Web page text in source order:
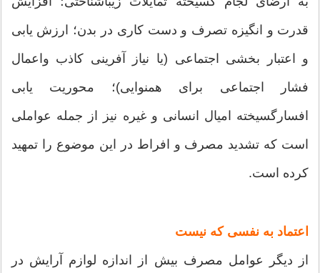
قدرت و انگیزه تصرف و دست کاری در بدن؛ ارزش یابی
و اعتبار بخشی اجتماعی (یا نیاز آفرینی کاذب واعمال
فشار اجتماعی برای همنوایی)؛ محوریت یابی
افسارگسیخته امیال انسانی و غیره نیز از جمله عواملی
است که تشدید مصرف و افراط در این موضوع را تمهید
کرده است.
اعتماد به نفسی که نیست
از دیگر عوامل مصرف بیش از اندازه لوازم آرایش در